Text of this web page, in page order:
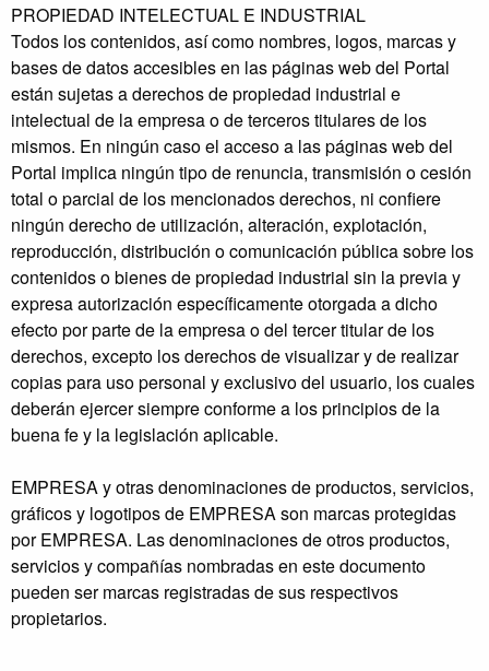
PROPIEDAD INTELECTUAL E INDUSTRIAL
Todos los contenidos, así como nombres, logos, marcas y
bases de datos accesibles en las páginas web del Portal
están sujetas a derechos de propiedad industrial e
intelectual de la empresa o de terceros titulares de los
mismos. En ningún caso el acceso a las páginas web del
Portal implica ningún tipo de renuncia, transmisión o cesión
total o parcial de los mencionados derechos, ni confiere
ningún derecho de utilización, alteración, explotación,
reproducción, distribución o comunicación pública sobre los
contenidos o bienes de propiedad industrial sin la previa y
expresa autorización específicamente otorgada a dicho
efecto por parte de la empresa o del tercer titular de los
derechos, excepto los derechos de visualizar y de realizar
copias para uso personal y exclusivo del usuario, los cuales
deberán ejercer siempre conforme a los principios de la
buena fe y la legislación aplicable.
EMPRESA y otras denominaciones de productos, servicios,
gráficos y logotipos de EMPRESA son marcas protegidas
por EMPRESA. Las denominaciones de otros productos,
servicios y compañías nombradas en este documento
pueden ser marcas registradas de sus respectivos
propietarios.